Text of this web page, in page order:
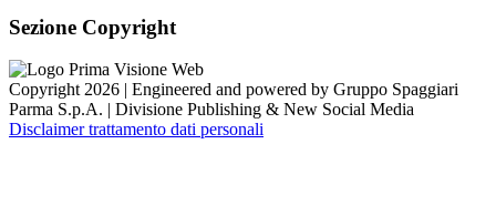
Sezione Copyright
Copyright 2026 | Engineered and powered by Gruppo Spaggiari
Parma S.p.A. | Divisione Publishing & New Social Media
Disclaimer trattamento dati personali